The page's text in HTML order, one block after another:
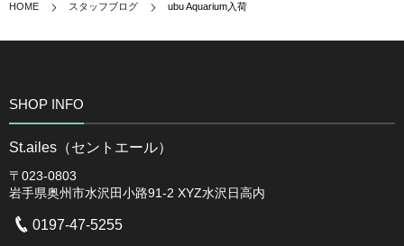
HOME スタッフブログ ubu Aquarium入荷
SHOP INFO
St.ailes（セントエール）
〒023-0803
岩手県奥州市水沢田小路91-2 XYZ水沢日高内
0197-47-5255